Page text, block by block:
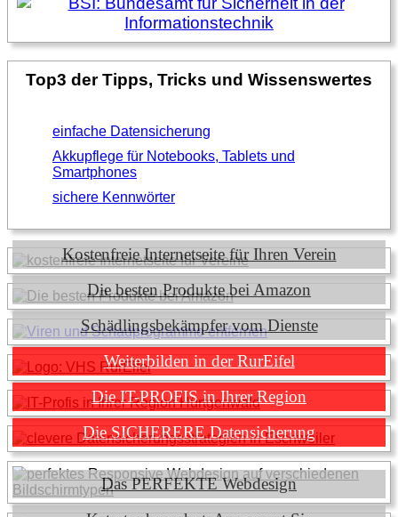
Top3 der Tipps, Tricks und Wissenswertes
einfache Datensicherung
Akkupflege für Notebooks, Tablets und
Smartphones
sichere Kennwörter
Kostenfreie Internetseite für Ihren Verein
Die besten Produkte bei Amazon
Schädlingsbekämpfer vom Dienste
Weiterbilden in der RurEifel
Die IT-PROFIS in Ihrer Region
Die SICHERERE Datensicherung
Das PERFEKTE Webdesign